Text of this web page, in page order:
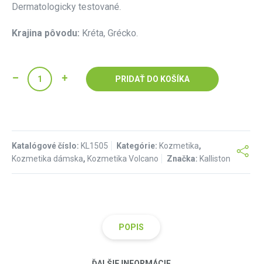
Dermatologicky testované.
Krajina pôvodu: Kréta, Grécko.
PRIDAŤ DO KOŠÍKA
Katalógové číslo: KL1505 Kategórie: Kozmetika,
Kozmetika dámska, Kozmetika Volcano Značka: Kalliston
POPIS